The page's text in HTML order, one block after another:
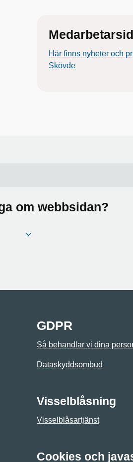
Här finns nyheter och
Skövde
om webbsidan?
GDPR
Så behandlar vi dina
Dataskyddsombud
Visselblåsning
Visselblåsartjänst
Cookies och